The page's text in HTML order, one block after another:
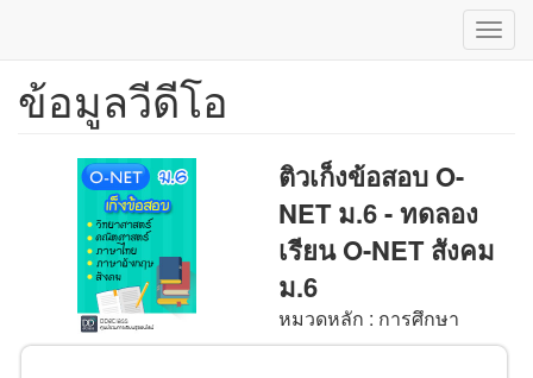
ข้าม
ข้อมูลวีดีโอ
ติวเก็งข้อสอบ O-
NET ม.6 - ทดลอง
เรียน O-NET สังคม
ม.6
หมวดหลัก : การศึกษา